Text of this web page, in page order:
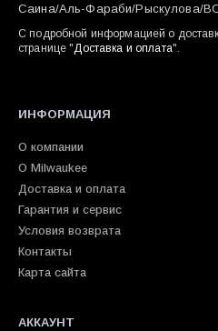
Саина/Аль-Фараби/Рыскулова/
С подробной информацией о
странице " Доставка и оплата".
ИНФОРМАЦИЯ
О компании
О Milwaukee
Доставка и оплата
Гарантия и сервис
Условия возврата
Контакты
Карта сайта
АККАУНТ